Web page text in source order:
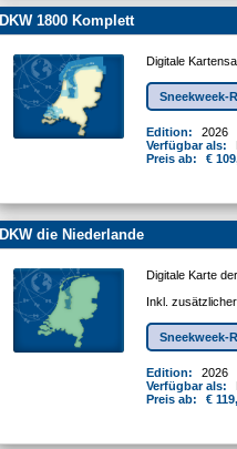
DKW 1800 Komplett
Digitale
Sneekweek-
Edition:
2026
Verfügbar als:
Preis ab:
€
DKW die Niederlande
Digitale Karte
Inkl.
Sneekweek-
Edition:
2026
Verfügbar als:
Preis ab:
€